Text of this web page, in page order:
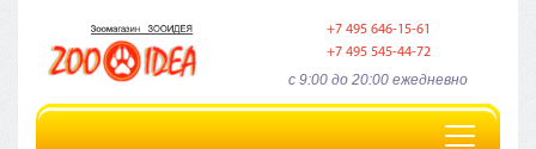
+7 495 646-15-61
+7 495 545-44-72
c 9:00 до 20:00 ежедневно
Toggle